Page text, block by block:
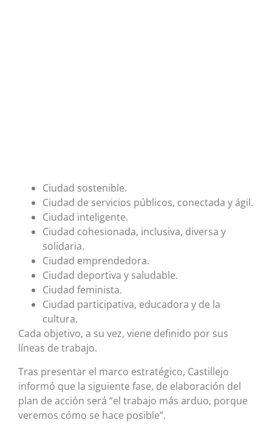
Ciudad sostenible.
Ciudad de servicios públicos, conectada y ágil.
Ciudad inteligente.
Ciudad cohesionada, inclusiva, diversa y
solidaria.
Ciudad emprendedora.
Ciudad deportiva y saludable.
Ciudad feminista.
Ciudad participativa, educadora y de la
cultura.
Cada objetivo, a su vez, viene definido por sus
líneas de trabajo.
Tras presentar el marco estratégico, Castillejo
informó que la siguiente fase, de elaboración del
plan de acción será “el trabajo más arduo, porque
veremos cómo se hace posible”.